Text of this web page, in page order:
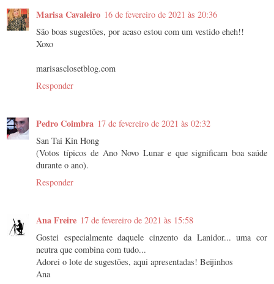
Marisa Cavaleiro 16 de fevereiro de 2021 às 20:36
São boas sugestões, por acaso estou com um vestido eheh!!
Xoxo
marisasclosetblog.com
Responder
Pedro Coimbra 17 de fevereiro de 2021 às 02:32
San Tai Kin Hong
(Votos típicos de Ano Novo Lunar e que significam boa saúde
durante o ano).
Responder
Ana Freire 17 de fevereiro de 2021 às 15:58
Gostei especialmente daquele cinzento da Lanidor... uma cor
neutra que combina com tudo...
Adorei o lote de sugestões, aqui apresentadas! Beijinhos
Ana